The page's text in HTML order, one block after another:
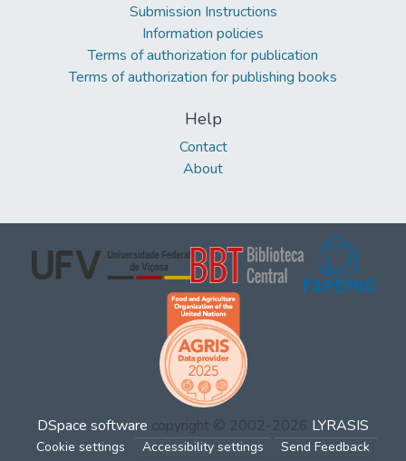
Submission Instructions
Information policies
Terms of authorization for publication
Terms of authorization for publishing books
Help
Contact
About
DSpace software copyright © 2002-2026 LYRASIS
Cookie settings Accessibility settings Send Feedback